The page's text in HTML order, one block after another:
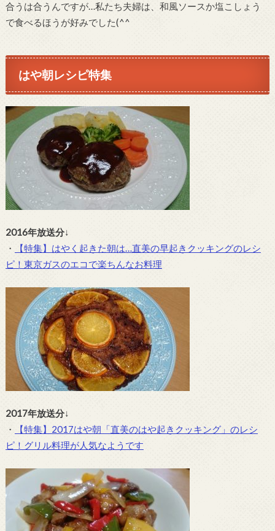
合うは合うんですが…私たち夫婦は、和風ソースか塩こしょう
で食べるほうが好みでした(^^ゞ
はや朝レシピ特集
2016年放送分↓
・
【特集】はやく起きた朝は…直美の早起きクッキングのレシ
ピ！東京ガスのエコで楽ちんなお料理
2017年放送分↓
・
【特集】2017はや朝「直美のはや起きクッキング」のレシ
ピ！グリル料理が人気なようです